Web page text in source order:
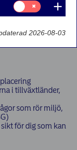
i tillväxtländer,
som rör miljö,
för dig som kan
Samtycke
för:
Marknadsföring
2026-08-03